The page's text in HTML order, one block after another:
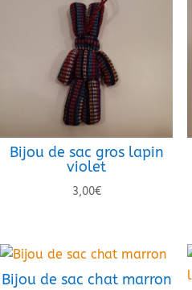
Bijou de sac gros lapin
violet
3,00€
Bijou de sac chat marron